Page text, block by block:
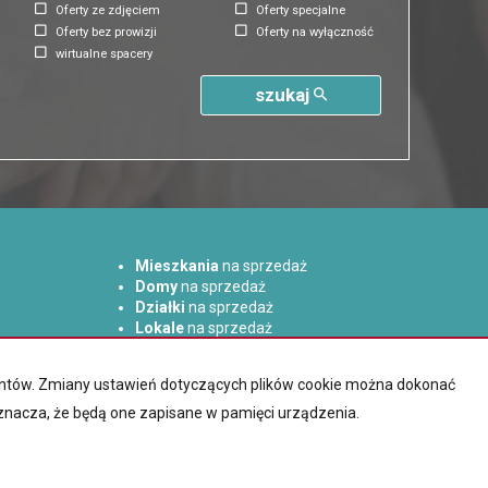
Oferty ze zdjęciem
Oferty specjalne
Oferty bez prowizji
Oferty na wyłączność
wirtualne spacery
szukaj
Mieszkania na sprzedaż
Domyna sprzedaż
Działki na sprzedaż
Lokalena sprzedaż
Zmiany ustawień dotyczących plików cookie można dokonać
że będą one zapisane w pamięci urządzenia.